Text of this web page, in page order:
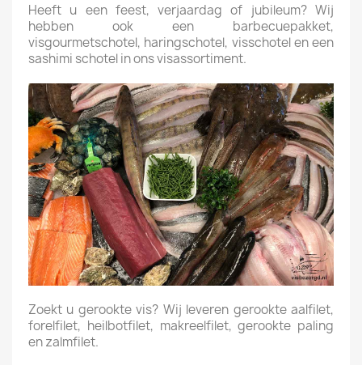
Heeft u een feest, verjaardag of jubileum? Wij
hebben ook een barbecuepakket,
visgourmetschotel, haringschotel, visschotel en een
sashimi schotel in ons visassortiment.
Zoekt u gerookte vis? Wij leveren gerookte aalfilet,
forelfilet, heilbotfilet, makreelfilet, gerookte paling
en zalmfilet.